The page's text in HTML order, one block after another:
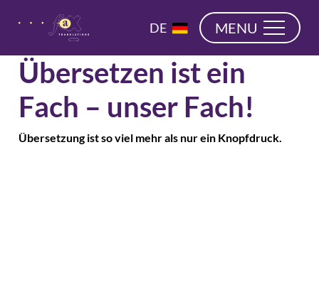
DE
NL
MENU
Übersetzen ist ein
Fach – unser Fach!
Übersetzung ist so viel mehr als nur ein Knopfdruck.